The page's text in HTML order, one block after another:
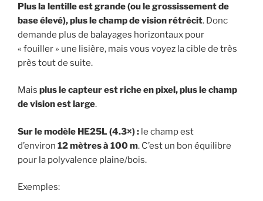
Plus la lentille est grande (ou le grossissement de
base élevé), plus le champ de vision rétrécit. Donc
demande plus de balayages horizontaux pour
« fouiller » une lisière, mais vous voyez la cible de très
près tout de suite.
Mais plus le capteur est riche en pixel, plus le champ
de vision est large.
Sur le modèle HE25L (4.3×) : le champ est
d’environ 12 mètres à 100 m. C’est un bon équilibre
pour la polyvalence plaine/bois.
Exemples: